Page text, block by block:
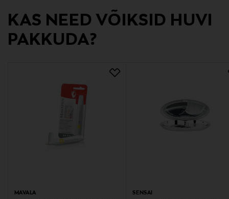
KAS NEED VÕIKSID HUVI
PAKKUDA?
MAVALA
SENSAI